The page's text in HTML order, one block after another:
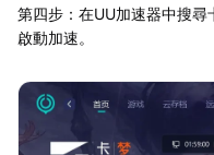
第四步：在UU加速器中搜
啟動加速。